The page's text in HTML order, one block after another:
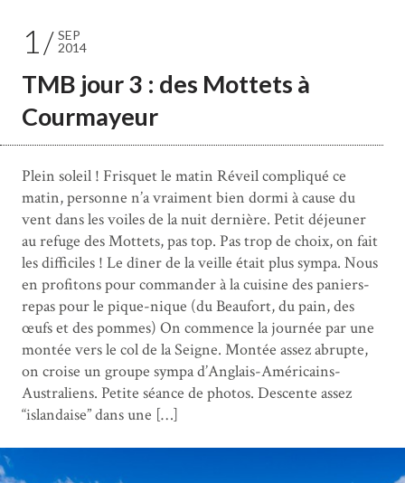
1
SEP
2014
TMB jour 3 : des Mottets à
Courmayeur
Plein soleil ! Frisquet le matin Réveil compliqué ce
matin, personne n’a vraiment bien dormi à cause du
vent dans les voiles de la nuit dernière. Petit déjeuner
au refuge des Mottets, pas top. Pas trop de choix, on fait
les difficiles ! Le dîner de la veille était plus sympa. Nous
en profitons pour commander à la cuisine des paniers-
repas pour le pique-nique (du Beaufort, du pain, des
œufs et des pommes) On commence la journée par une
montée vers le col de la Seigne. Montée assez abrupte,
on croise un groupe sympa d’Anglais-Américains-
Australiens. Petite séance de photos. Descente assez
“islandaise” dans une […]